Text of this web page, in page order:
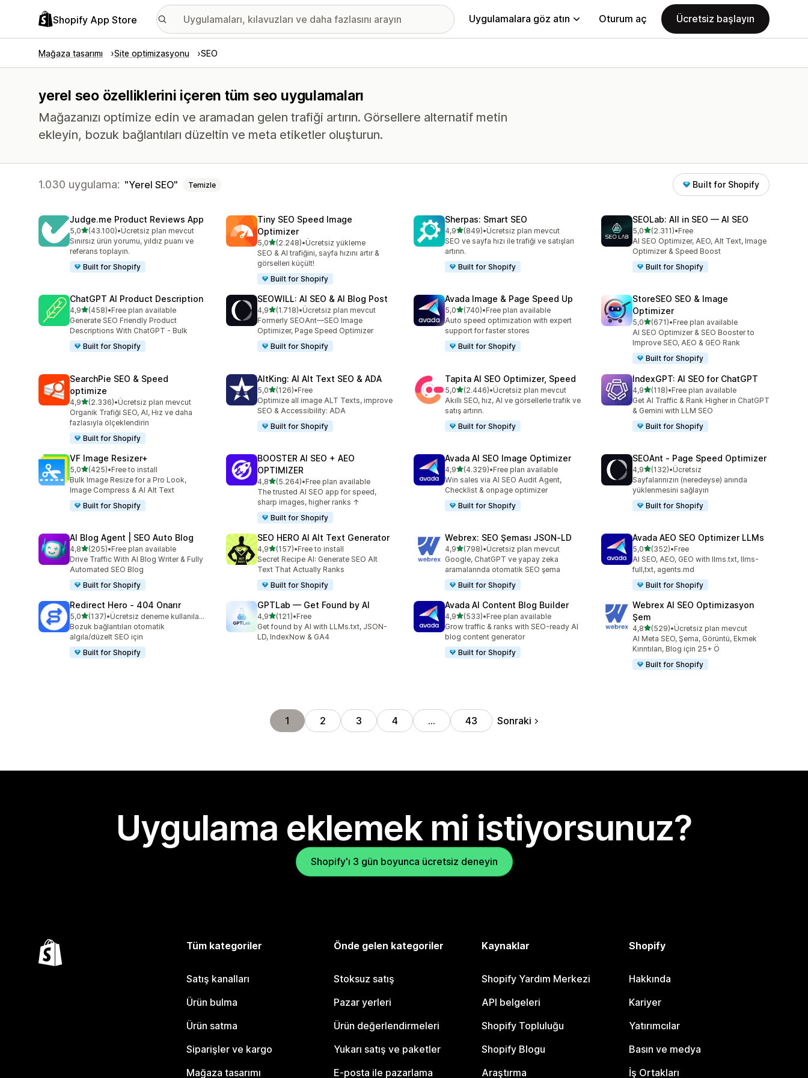
Shopify App Store Uygulamalara göz atın Oturum aç Ücretsiz başlayın
Mağaza tasarımı Site optimizasyonu SEO
yerel seo özelliklerini içeren tüm seo uygulamaları
Mağazanızı optimize edin ve aramadan gelen trafiği artırın. Görsellere alternatif metin
ekleyin, bozuk bağlantıları düzeltin ve meta etiketler oluşturun.
1.030 uygulama: Yerel SEO Temizle Built for Shopify
Judge.me Product Reviews App
5,05 yıldız üzerinden
(43.100)
toplam 43100 değerlendirme
•Ücretsiz plan mevcut
Sınırsız ürün yorumu, yıldız puanı ve
referans toplayın.
Built for Shopify
Tiny SEO Speed Image
Optimizer
5,05 yıldız üzerinden
(2.248)
toplam 2248 değerlendirme
•Ücretsiz yükleme
SEO & AI trafiğini, sayfa hızını artır &
görselleri küçült!
Built for Shopify
Sherpas: Smart SEO
4,95 yıldız üzerinden
(849)
toplam 849 değerlendirme
•Ücretsiz plan mevcut
SEO ve sayfa hızı ile trafiği ve satışları
artırın.
Built for Shopify
SEOLab: All in SEO — AI SEO
5,05 yıldız üzerinden
(2.311)
toplam 2311 değerlendirme
•Free
AI SEO Optimizer, AEO, Alt Text, Image
Optimizer & Speed Boost
Built for Shopify
ChatGPT AI Product Description
4,95 yıldız üzerinden
(458)
toplam 458 değerlendirme
•Free plan available
Generate SEO Friendly Product
Descriptions With ChatGPT - Bulk
Built for Shopify
SEOWILL: AI SEO & AI Blog Post
4,95 yıldız üzerinden
(1.718)
toplam 1718 değerlendirme
•Ücretsiz plan mevcut
Formerly SEOAnt—SEO Image
Optimizer, Page Speed Optimizer
Built for Shopify
Avada Image & Page Speed Up
5,05 yıldız üzerinden
(740)
toplam 740 değerlendirme
•Free plan available
Auto speed optimization with expert
support for faster stores
Built for Shopify
StoreSEO SEO & Image
Optimizer
5,05 yıldız üzerinden
(671)
toplam 671 değerlendirme
•Free plan available
AI SEO Optimizer & SEO Booster to
Improve SEO, AEO & GEO Rank
Built for Shopify
SearchPie SEO & Speed
optimize
4,95 yıldız üzerinden
(2.336)
toplam 2336 değerlendirme
•Ücretsiz plan mevcut
Organik Trafiği SEO, AI, Hız ve daha
fazlasıyla ölçeklendirin
Built for Shopify
AltKing: AI Alt Text SEO & ADA
5,05 yıldız üzerinden
(126)
toplam 126 değerlendirme
•Free
Optimize all image ALT Texts, improve
SEO & Accessibility: ADA
Built for Shopify
Tapita AI SEO Optimizer, Speed
5,05 yıldız üzerinden
(2.446)
toplam 2446 değerlendirme
•Ücretsiz plan mevcut
Akıllı SEO, hız, AI ve görsellerle trafik ve
satış artırın.
Built for Shopify
IndexGPT: AI SEO for ChatGPT
4,95 yıldız üzerinden
(118)
toplam 118 değerlendirme
•Free plan available
Get AI Traffic & Rank Higher in ChatGPT
& Gemini with LLM SEO
Built for Shopify
VF Image Resizer+
5,05 yıldız üzerinden
(425)
toplam 425 değerlendirme
•Free to install
Bulk Image Resize for a Pro Look,
Image Compress & AI Alt Text
Built for Shopify
BOOSTER AI SEO + AEO
OPTIMIZER
4,85 yıldız üzerinden
(5.264)
toplam 5264 değerlendirme
•Free plan available
The trusted AI SEO app for speed,
sharp images, higher ranks ↑
Built for Shopify
Avada AI SEO Image Optimizer
4,95 yıldız üzerinden
(4.329)
toplam 4329 değerlendirme
•Free plan available
Win sales via AI SEO Audit Agent,
Checklist & onpage optimizer
Built for Shopify
SEOAnt ‑ Page Speed Optimizer
4,95 yıldız üzerinden
(132)
toplam 132 değerlendirme
•Ücretsiz
Sayfalarınızın (neredeyse) anında
yüklenmesini sağlayın
Built for Shopify
AI Blog Agent | SEO Auto Blog
4,85 yıldız üzerinden
(205)
toplam 205 değerlendirme
•Free plan available
Drive Traffic With AI Blog Writer & Fully
Automated SEO Blog
Built for Shopify
SEO HERO AI Alt Text Generator
4,95 yıldız üzerinden
(157)
toplam 157 değerlendirme
•Free to install
Secret Recipe AI: Generate SEO Alt
Text That Actually Ranks
Built for Shopify
Webrex: SEO Şeması JSON‑LD
4,95 yıldız üzerinden
(798)
toplam 798 değerlendirme
•Ücretsiz plan mevcut
Google, ChatGPT ve yapay zeka
aramalarında otomatik SEO şema
Built for Shopify
Avada AEO SEO Optimizer LLMs
5,05 yıldız üzerinden
(352)
toplam 352 değerlendirme
•Free
AI SEO, AEO, GEO with llms.txt, llms-
full,txt, agents.md
Built for Shopify
Redirect Hero ‑ 404 Onarır
5,05 yıldız üzerinden
(137)
toplam 137 değerlendirme
•
Ücretsiz deneme kullanılabilir
Bozuk bağlantıları otomatik
algıla/düzelt SEO için
Built for Shopify
GPTLab — Get Found by AI
4,95 yıldız üzerinden
(121)
toplam 121 değerlendirme
•Free
Get found by AI with LLMs.txt, JSON-
LD, IndexNow & GA4
Avada AI Content Blog Builder
4,95 yıldız üzerinden
(533)
toplam 533 değerlendirme
•Free plan available
Grow traffic & ranks with SEO-ready AI
blog content generator
Built for Shopify
Webrex AI SEO Optimizasyon
Şem
4,85 yıldız üzerinden
(529)
toplam 529 değerlendirme
•Ücretsiz plan mevcut
AI Meta SEO, Şema, Görüntü, Ekmek
Kırıntıları, Blog için 25+ Ö
Built for Shopify
1 2 3 4 … 43 Sonraki
Uygulama eklemek mi istiyorsunuz?
Shopify'ı 3 gün boyunca ücretsiz deneyin
Tüm kategoriler
Satış kanalları
Ürün bulma
Ürün satma
Siparişler ve kargo
Mağaza tasarımı
Önde gelen kategoriler
Stoksuz satış
Pazar yerleri
Ürün değerlendirmeleri
Yukarı satış ve paketler
E-posta ile pazarlama
Kaynaklar
Shopify Yardım Merkezi
API belgeleri
Shopify Topluluğu
Shopify Blogu
Araştırma
Shopify
Hakkında
Kariyer
Yatırımcılar
Basın ve medya
İş Ortakları